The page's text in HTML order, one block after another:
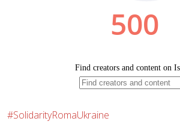
#SolidarityRomaUkraine